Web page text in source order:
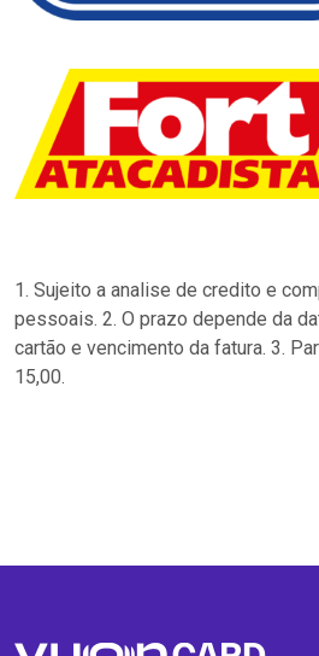
1. Sujeito a analise de credito e
pessoais. 2. O prazo depende da
cartão e vencimento da fatura. 3.
15,00.